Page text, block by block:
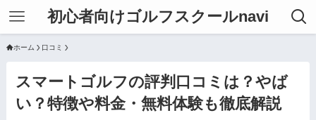
初心者向けゴルフスクールnavi
ホーム 口コミ
スマートゴルフの評判口コミは？やば
い？特徴や料金・無料体験も徹底解説